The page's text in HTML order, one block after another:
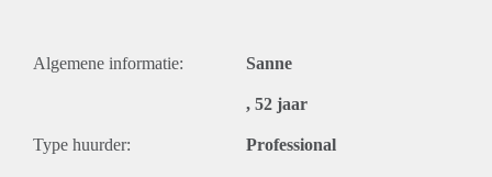
Algemene informatie: Sanne
, 52 jaar
Type huurder: Professional